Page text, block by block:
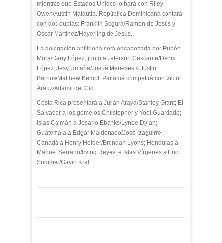
mientras que Estados Unidos lo hará con Riley
Owen/Austin Matautia. República Dominicana contará
con dos duplas: Franklin Segura/Ramón de Jesús y
Óscar Martínez/Hayerling de Jesús.
La delegación anfitriona será encabezada por Rubén
Mora/Dany López, junto a Jeferson Cascante/Denis
López, Jesy Umaña/Josué Meneses y Justin
Barrios/Matthew Kempf. Panamá competirá con Víctor
Aráuz/Adamit del Cid.
Costa Rica presentará a Julián Araya/Stanley Grant; El
Salvador a los gemelos Christopher y Yoel Guardado;
Islas Caimán a Jesario Ebanks/Lynee Dylan;
Guatemala a Edgar Maldonado/José Izaguirre;
Canadá a Henry Heider/Brendan Lyons; Honduras a
Manuel Serrano/Irving Reyes; e Islas Vírgenes a Eric
Sommer/Gavin Kral.